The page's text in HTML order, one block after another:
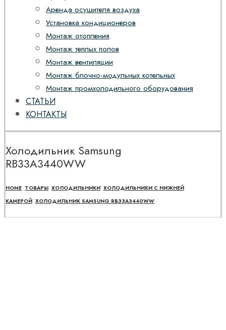
Аренда осушителя воздуха
Установка кондиционеров
Монтаж отопления
Монтаж теплых полов
Монтаж вентиляции
Монтаж блочно-модульных котельных
Монтаж промхолодильного оборудования
СТАТЬИ
КОНТАКТЫ
Холодильник Samsung
RB33A3440WW
HOME ТОВАРЫ ХОЛОДИЛЬНИКИ ХОЛОДИЛЬНИКИ С НИЖНЕЙ
КАМЕРОЙ ХОЛОДИЛЬНИК SAMSUNG RB33A3440WW